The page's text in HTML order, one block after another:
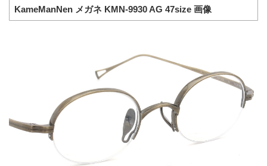
KameManNen メガネ KMN-9930 AG 47size 画像